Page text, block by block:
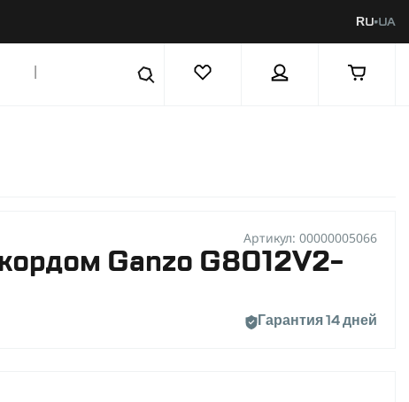
RU UA
Артикул: 00000005066
Ganzo G8012V2-
Гарантия 14 дней